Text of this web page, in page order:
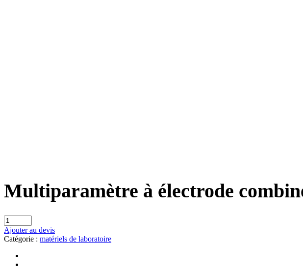
Multiparamètre à électrode
Ajouter au devis
Catégorie : matériels de laboratoire